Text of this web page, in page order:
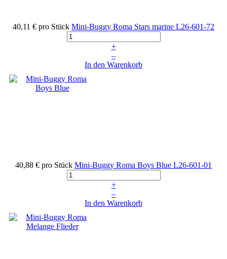
40,11 € pro Stück Mini-Buggy Roma Stars marine L26-601-72
+
–
In den Warenkorb
40,88 € pro Stück Mini-Buggy Roma Boys Blue L26-601-01
+
–
In den Warenkorb